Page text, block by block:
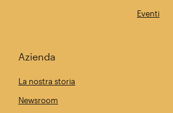
Eventi
Azienda
La nostra storia
Newsroom